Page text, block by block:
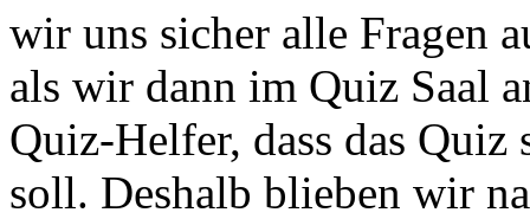
wir uns sicher alle Fragen
als wir dann im Quiz Saal
Quiz-Helfer, dass das Quiz
soll. Deshalb blieben wir